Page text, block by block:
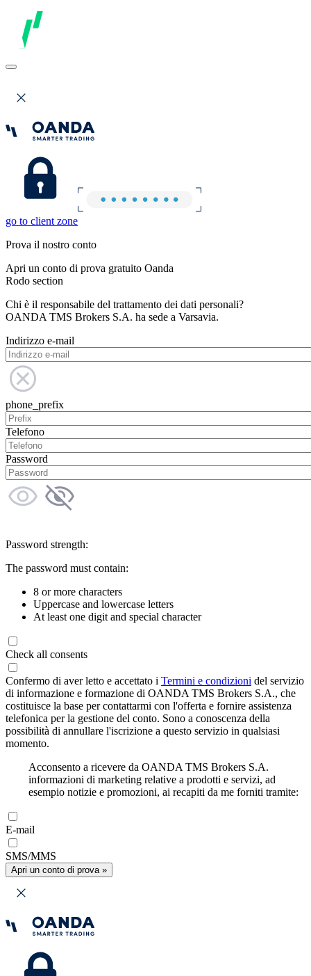
go to client zone
Prova il nostro conto
Apri un conto di prova gratuito Oanda
Rodo section
Chi è il responsabile del trattamento dei dati personali?
OANDA TMS Brokers S.A. ha sede a Varsavia.
Indirizzo e-mail
phone_prefix
Telefono
Password
Password strength:
The password must contain:
8 or more characters
Uppercase and lowercase letters
At least one digit and special character
Check all consents
Confermo di aver letto e accettato i Termini e condizioni del servizio
di informazione e formazione di OANDA TMS Brokers S.A., che
costituisce la base per contattarmi con l'offerta e fornire assistenza
telefonica per la gestione del conto. Sono a conoscenza della
possibilità di annullare l'iscrizione a questo servizio in qualsiasi
momento.
Acconsento a ricevere da OANDA TMS Brokers S.A.
informazioni di marketing relative a prodotti e servizi, ad
esempio notizie e promozioni, ai recapiti da me forniti tramite:
E-mail
SMS/MMS
Apri un conto di prova »